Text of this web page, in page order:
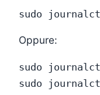
Oppure:
sudo
sudo